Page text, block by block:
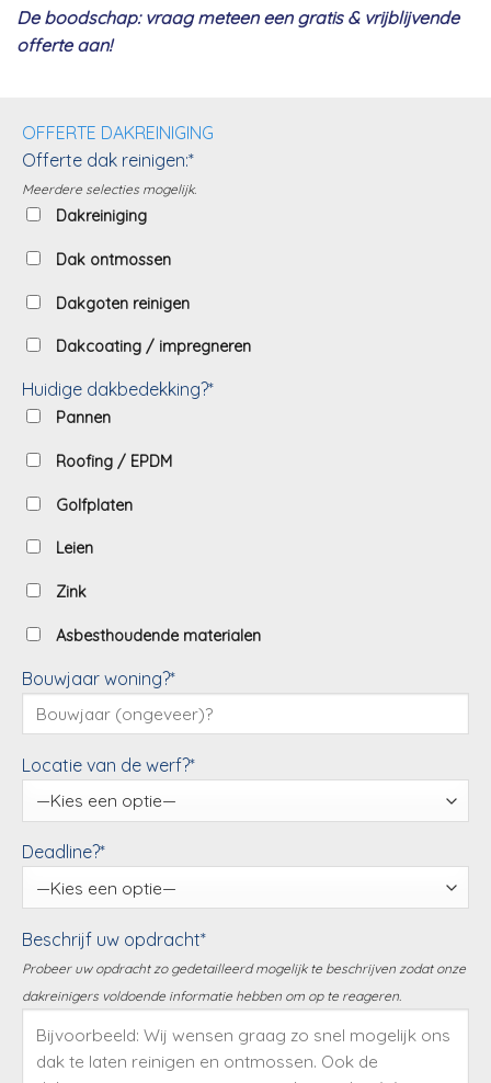
De boodschap: vraag meteen een gratis & vrijblijvende
offerte aan!
OFFERTE DAKREINIGING
Offerte dak reinigen:*
Meerdere selecties mogelijk.
Dakreiniging
Dak ontmossen
Dakgoten reinigen
Dakcoating / impregneren
Huidige dakbedekking?*
Pannen
Roofing / EPDM
Golfplaten
Leien
Zink
Asbesthoudende materialen
Bouwjaar woning?*
Locatie van de werf?*
Deadline?*
Beschrijf uw opdracht*
Probeer uw opdracht zo gedetailleerd mogelijk te beschrijven zodat onze
dakreinigers voldoende informatie hebben om op te reageren.